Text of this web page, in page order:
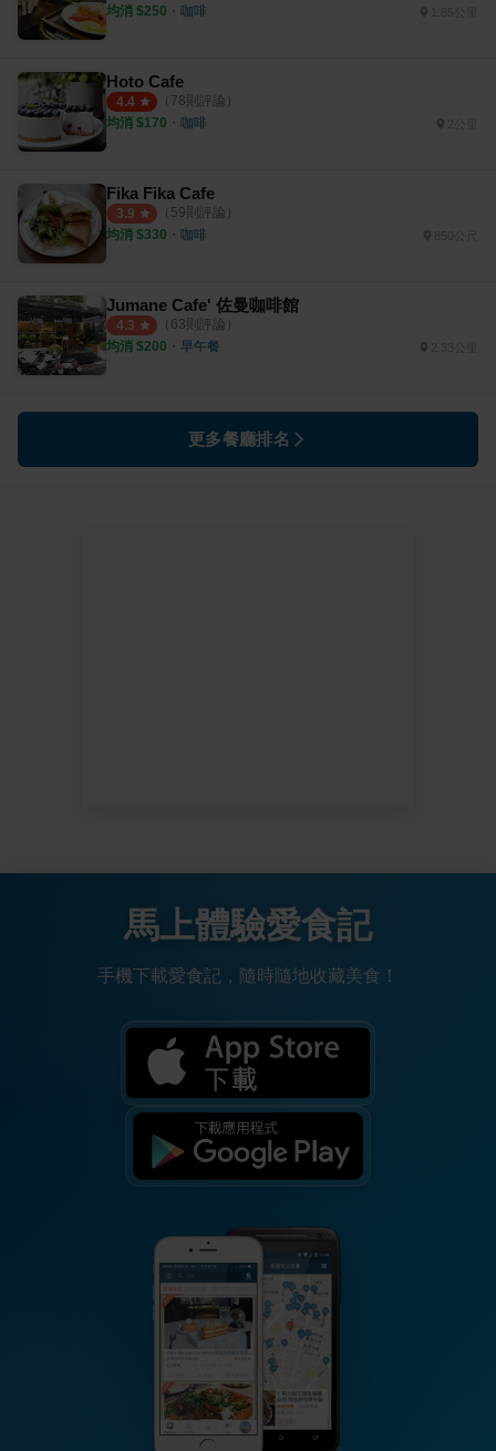
均消 $250 ・ 咖啡 1.85公里
Hoto Cafe
4.4 （ 78則評論）
均消 $170 ・ 咖啡
Fika Fika Cafe
3.9 （ 59則評論）
均消 $330 ・ 咖啡 850公尺
Jumane Cafe' 佐曼咖啡館
4.3 （ 63則評論）
均消 $200 ・ 早午餐
更多餐廳排名
馬上體驗愛食記
手機下載愛食記，隨時隨地收藏美食！